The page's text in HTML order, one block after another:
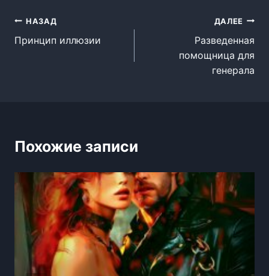
Навигация
по
НАЗАД
Принцип иллюзии
ДАЛЕЕ
Разведенная
помощница для
генерала
Похожие записи